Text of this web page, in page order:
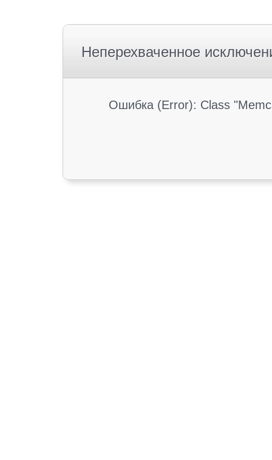
Неперехваченное
Ошибка (Error): Class